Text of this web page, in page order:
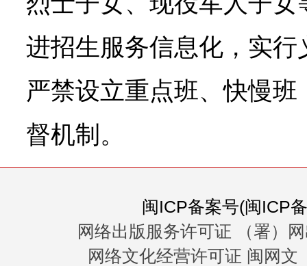
进招生服务信息化，实
严禁设立重点班、快慢
督机制。
闽ICP备案号(闽ICP
网络出版服务许可证 （署）
网络文化经营许可证 闽网文